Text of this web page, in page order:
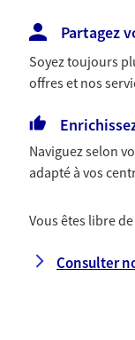
votre vie,
la
connaître
Partagez
Soyez toujours
offres et nos
Naviguez selon
adapté à vos
Vous êtes libre
Consulter